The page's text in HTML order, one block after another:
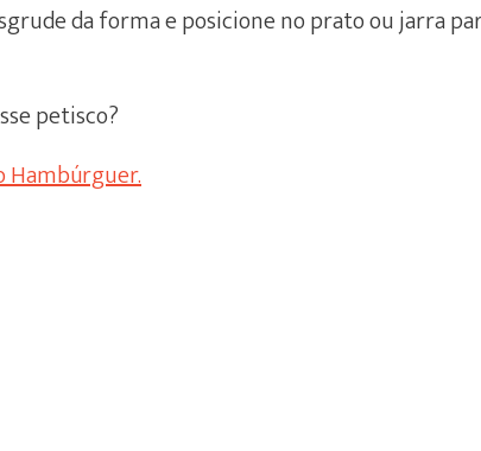
da forma e posicione no prato ou jarra
petisco?
Hambúrguer.